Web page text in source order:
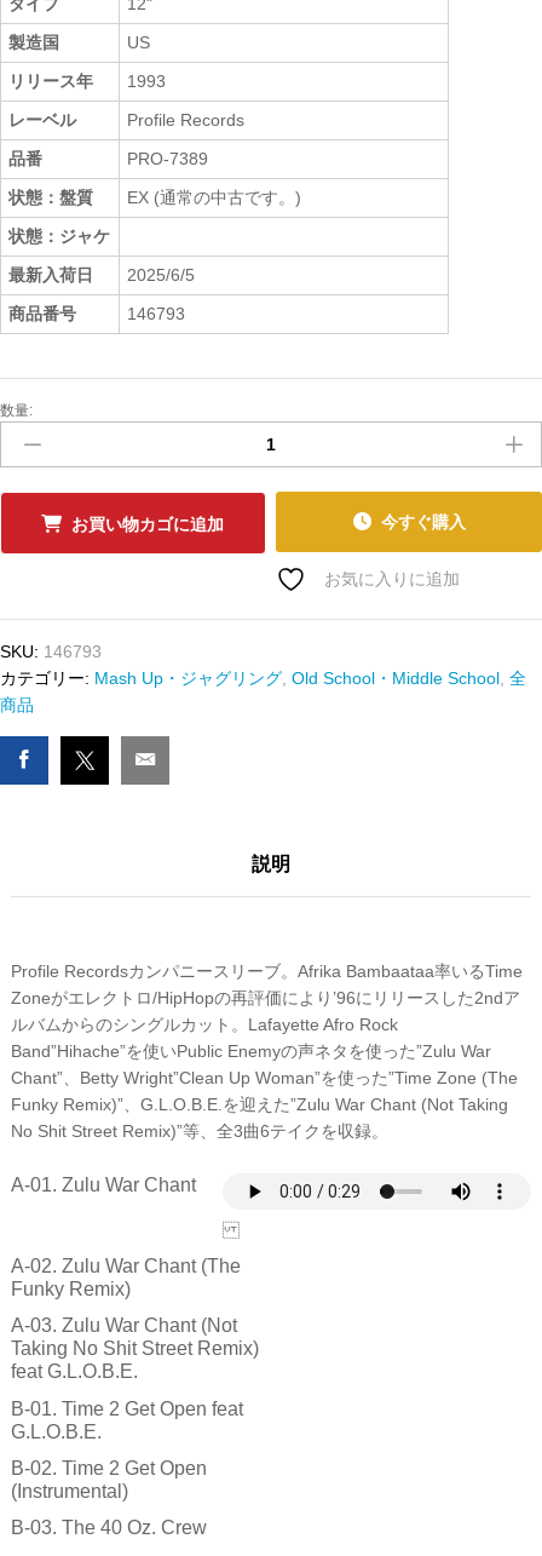
製造国
US
リリース年
1993
レーベル
Profile Records
品番
PRO-7389
状態：盤質
EX (通常の中古です。)
状態：ジャケ
最新入荷日
2025/6/5
商品番号
146793
中
ﾚ
ｺ
ﾄﾞ
TIME
ZONE
-
ZULU
WAR
CHANT
GET
量
数量:
お買い物カゴに追加 今すぐ購入
お気に入りに追加
SKU: 146793
カテゴリー: Mash Up・ジャグリング Old School・Middle School 全
商品
説明
Profile Recordsカンパニースリーブ。Afrika Bambaataa率いるTime
Zoneがエレクトロ/HipHopの再評価により’96にリリースした2ndア
ルバムからのシングルカット。Lafayette Afro Rock
Band”Hihache”を使いPublic Enemyの声ネタを使った”Zulu War
Chant”、Betty Wright”Clean Up Woman”を使った”Time Zone (The
Funky Remix)”、G.L.O.B.E.を迎えた”Zulu War Chant (Not Taking
No Shit Street Remix)”等、全3曲6テイクを収録。
A-01. Zulu War Chant
A-02. Zulu War Chant (The
Funky Remix)
A-03. Zulu War Chant (Not
Taking No Shit Street Remix)
feat G.L.O.B.E.
B-01. Time 2 Get Open feat
G.L.O.B.E.
B-02. Time 2 Get Open
(Instrumental)
B-03. The 40 Oz. Crew